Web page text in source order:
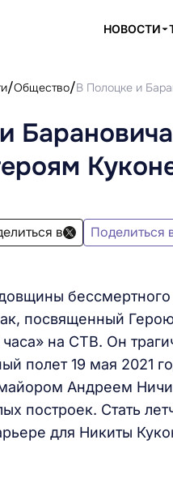
НОВОСТИ
Общество В Полоцке и
в Поделиться
посвященный
на СТВ. Он
полет 19 мая 2021
Андреем
построек. Стать
для Никиты